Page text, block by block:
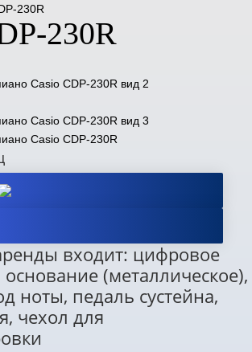
230R
230R
входит: цифровое
(металлическое),
ноты, педаль сустейна,
чехол для